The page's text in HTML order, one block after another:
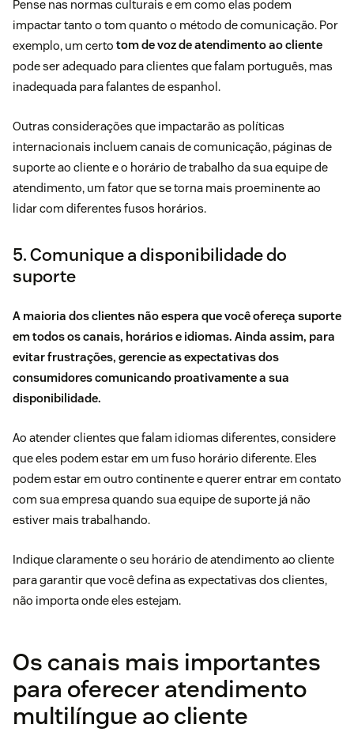
Pense nas normas culturais e em como elas podem
impactar tanto o tom quanto o método de comunicação. Por
exemplo, um certo tom de voz de atendimento ao cliente
pode ser adequado para clientes que falam português, mas
inadequada para falantes de espanhol.
Outras considerações que impactarão as políticas
internacionais incluem canais de comunicação, páginas de
suporte ao cliente e o horário de trabalho da sua equipe de
atendimento, um fator que se torna mais proeminente ao
lidar com diferentes fusos horários.
5. Comunique a disponibilidade do
suporte
A maioria dos clientes não espera que você ofereça suporte
em todos os canais, horários e idiomas. Ainda assim, para
evitar frustrações, gerencie as expectativas dos
consumidores comunicando proativamente a sua
disponibilidade.
Ao atender clientes que falam idiomas diferentes, considere
que eles podem estar em um fuso horário diferente. Eles
podem estar em outro continente e querer entrar em contato
com sua empresa quando sua equipe de suporte já não
estiver mais trabalhando.
Indique claramente o seu horário de atendimento ao cliente
para garantir que você defina as expectativas dos clientes,
não importa onde eles estejam.
Os canais mais importantes
para oferecer atendimento
multilíngue ao cliente